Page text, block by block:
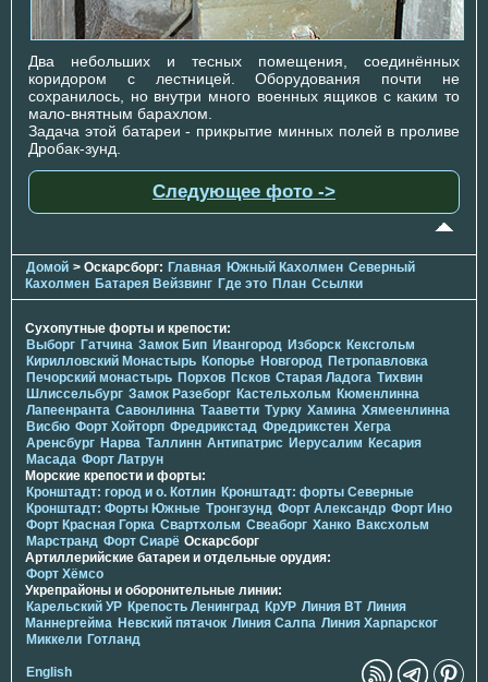
Два небольших и тесных помещения, соединённых
коридором с лестницей. Оборудования почти не
сохранилось, но внутри много военных ящиков с каким то
мало-внятным барахлом.
Задача этой батареи - прикрытие минных полей в проливе
Дробак-зунд.
Следующее фото ->
Домой > Оскарсборг: Главная Южный Кахолмен Северный
Кахолмен Батарея Вейзвинг Где это План Ссылки
Сухопутные форты и крепости:
Выборг Гатчина Замок Бип Ивангород Изборск Кексгольм
Кирилловский Монастырь Копорье Новгород Петропавловка
Печорcкий монастырь Порхов Псков Старая Ладога Тихвин
Шлиссельбург Замок Разеборг Кастельхольм Кюменлинна
Лапеенранта Савонлинна Тааветти Турку Хамина Хямеенлинна
Висбю Форт Хойторп Фредрикстад Фредрикстен Хегра
Аренсбург Нарва Таллинн Антипатрис Иерусалим Кесария
Масада Форт Латрун
Морские крепости и форты:
Кронштадт: город и о. Котлин Кронштадт: форты Северные
Кронштадт: Форты Южные Тронгзунд Форт Александр Форт Ино
Форт Красная Горка Свартхольм Свеаборг Ханко Ваксхольм
Марстранд Форт Сиарё Оскарсборг
Артиллерийские батареи и отдельные орудия:
Форт Хёмсо
Укрепрайоны и оборонительные линии:
Карельский УР Крепость Ленинград КрУР Линия ВТ Линия
Маннергейма Невский пятачок Линия Салпа Линия Харпарског
Миккели Готланд
English